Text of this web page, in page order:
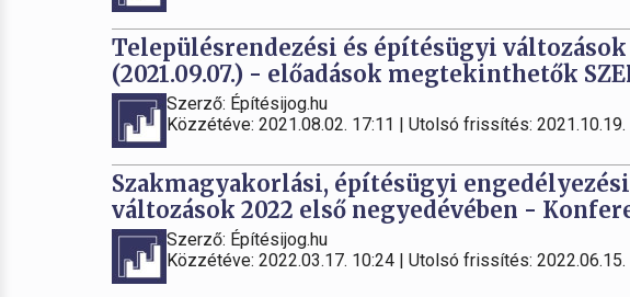
Településrendezési és építésügyi
(2021.09.07.) - előadások megtekinthetők
Szerző: Építésijog.hu
Közzétéve: 2021.08.02. 17:11 | Utolsó frissítés: 2021.10.19.
Szakmagyakorlási, építésügyi
változások 2022 első negyedévében -
Szerző: Építésijog.hu
Közzétéve: 2022.03.17. 10:24 | Utolsó frissítés: 2022.06.15.